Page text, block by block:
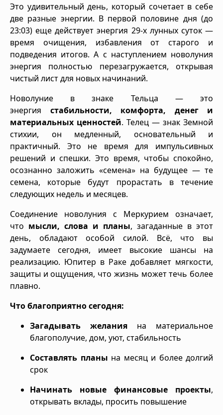
Это удивительный день, который сочетает в себе
две разные энергии. В первой половине дня (до
23:03) еще действует энергия 29-х лунных суток —
время очищения, избавления от старого и
подведения итогов. А с наступлением новолуния
энергия полностью перезагружается, открывая
чистый лист для новых начинаний.
Новолуние в знаке Тельца — это
энергия стабильности, комфорта, денег и
материальных ценностей. Телец — знак Земной
стихии, он медленный, основательный и
практичный. Это не время для импульсивных
решений и спешки. Это время, чтобы спокойно,
осознанно заложить «семена» на будущее — те
семена, которые будут прорастать в течение
следующих недель и месяцев.
Соединение новолуния с Меркурием означает,
что мысли, слова и планы, загаданные в этот
день, обладают особой силой. Всё, что вы
задумаете сегодня, имеет высокие шансы на
реализацию. Юпитер в Раке добавляет мягкости,
защиты и ощущения, что жизнь может течь более
плавно.
Что благоприятно сегодня:
Загадывать желания на материальное
благополучие, дом, уют, стабильность
Составлять планы на месяц и более долгий
срок
Начинать новые финансовые проекты,
открывать вклады, просить повышение